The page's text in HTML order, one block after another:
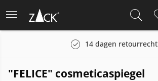
14 dagen retourrecht
"FELICE" cosmeticaspiegel